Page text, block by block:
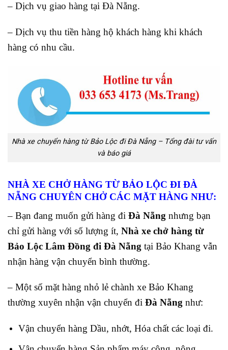
– Dịch vụ giao hàng tại Đà Nẵng.
– Dịch vụ thu tiền hàng hộ khách hàng khi khách
hàng có nhu cầu.
Nhà xe chuyển hàng từ Bảo Lộc đi Đà Nẵng – Tổng đài tư vấn
và báo giá
NHÀ XE CHỞ HÀNG TỪ BẢO LỘC ĐI ĐÀ
NẴNG CHUYÊN CHỞ CÁC MẶT HÀNG NHƯ:
– Bạn đang muốn gửi hàng đi Đà Nẵng nhưng bạn
chỉ gửi hàng với số lượng ít, Nhà xe chở hàng từ
Bảo Lộc Lâm Đồng đi Đà Nẵng tại Bảo Khang vẫn
nhận hàng vận chuyển bình thường.
– Một số mặt hàng nhỏ lẻ chành xe Bảo Khang
thường xuyên nhận vận chuyển đi Đà Nẵng như:
Vận chuyển hàng Dầu, nhớt, Hóa chất các loại đi.